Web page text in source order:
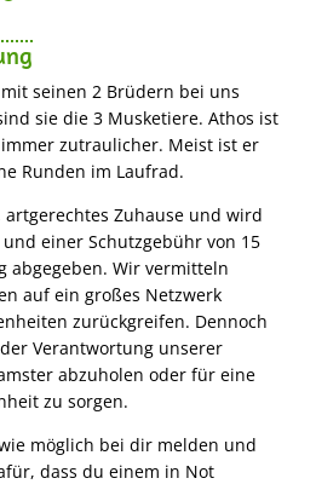
seinen 2 Brüdern bei uns
sie die 3 Musketiere. Athos ist
zutraulicher. Meist ist er
Runden im Laufrad.
Zuhause und wird
einer Schutzgebühr von 15
abgegeben. Wir vermitteln
auf ein großes Netzwerk
zurückgreifen. Dennoch
Verantwortung unserer
abzuholen oder für eine
zu sorgen.
möglich bei dir melden und
dass du einem in Not